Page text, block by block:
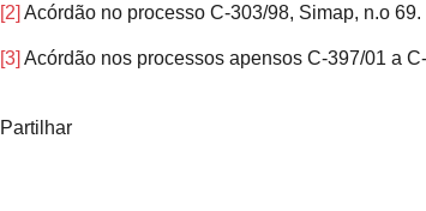
[2] Acórdão no processo C-303/98, Simap, n.o 69.
[3] Acórdão nos processos apensos C-397/01 a
Partilhar